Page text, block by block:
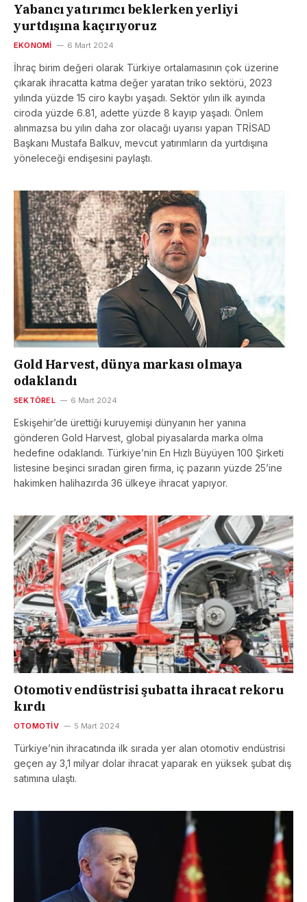
Yabancı yatırımcı beklerken yerliyi
yurtdışına kaçırıyoruz
EKONOMI 6 Mart 2024
İhraç birim değeri olarak Türkiye ortalamasının çok üzerine
çıkarak ihracatta katma değer yaratan triko sektörü, 2023
yılında yüzde 15 ciro kaybı yaşadı. Sektör yılın ilk ayında
ciroda yüzde 6.81, adette yüzde 8 kayıp yaşadı. Önlem
alınmazsa bu yılın daha zor olacağı uyarısı yapan TRİSAD
Başkanı Mustafa Balkuv, mevcut yatırımların da yurtdışına
yöneleceği endişesini paylaştı.
Gold Harvest, dünya markası olmaya
odaklandı
SEKTÖREL 6 Mart 2024
Eskişehir’de ürettiği kuruyemişi dünyanın her yanına
gönderen Gold Harvest, global piyasalarda marka olma
hedefine odaklandı. Türkiye’nin En Hızlı Büyüyen 100 Şirketi
listesine beşinci sıradan giren firma, iç pazarın yüzde 25’ine
hakimken halihazırda 36 ülkeye ihracat yapıyor.
Otomotiv endüstrisi şubatta ihracat rekoru
kırdı
OTOMOTIV 5 Mart 2024
Türkiye’nin ihracatında ilk sırada yer alan otomotiv endüstrisi
geçen ay 3,1 milyar dolar ihracat yaparak en yüksek şubat dış
satımına ulaştı.